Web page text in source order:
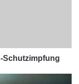
Schutzimpfung